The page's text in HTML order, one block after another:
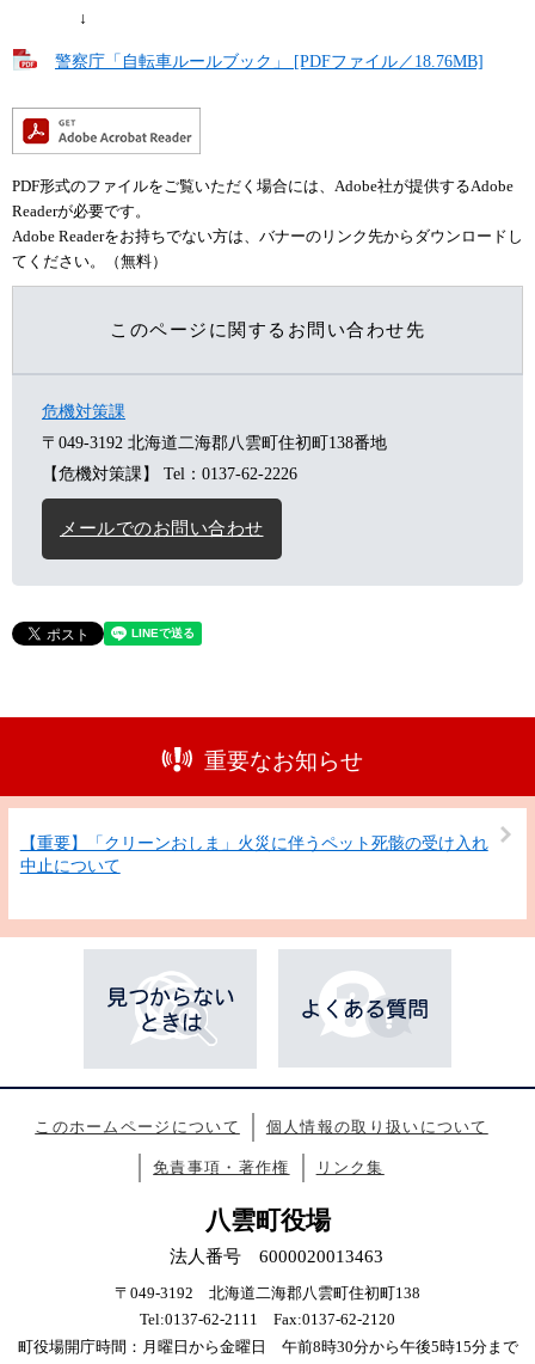
↓
警察庁「自転車ルールブック」 [PDFファイル／18.76MB]
PDF形式のファイルをご覧いただく場合には、Adobe社が提供するAdobe
Readerが必要です。
Adobe Readerをお持ちでない方は、バナーのリンク先からダウンロードし
てください。（無料）
このページに関するお問い合わせ先
危機対策課
〒049-3192 北海道二海郡八雲町住初町138番地
【危機対策課】
Tel：0137-62-2226
メールでのお問い合わせ
重要なお知らせ
【重要】「クリーンおしま」火災に伴うペット死骸の受け入れ
中止について
このホームページについて 個人情報の取り扱いについて
免責事項・著作権 リンク集
八雲町役場
法人番号 6000020013463
〒049-3192 北海道二海郡八雲町住初町138
Tel:0137-62-2111 Fax:0137-62-2120
町役場開庁時間：月曜日から金曜日 午前8時30分から午後5時15分まで